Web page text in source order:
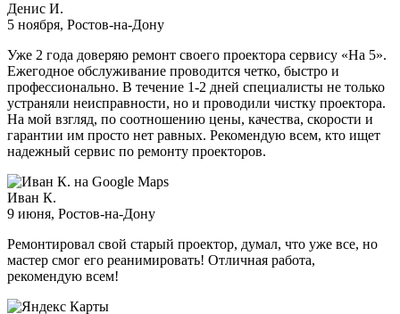
Денис И.
5 ноября, Ростов-на-Дону
Уже 2 года доверяю ремонт своего проектора сервису «На 5».
Ежегодное обслуживание проводится четко, быстро и
профессионально. В течение 1-2 дней специалисты не только
устраняли неисправности, но и проводили чистку проектора.
На мой взгляд, по соотношению цены, качества, скорости и
гарантии им просто нет равных. Рекомендую всем, кто ищет
надежный сервис по ремонту проекторов.
Иван К.
9 июня, Ростов-на-Дону
Ремонтировал свой старый проектор, думал, что уже все, но
мастер смог его реанимировать! Отличная работа,
рекомендую всем!